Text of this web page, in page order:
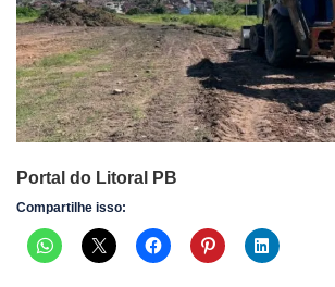
Portal do Litoral PB
Compartilhe isso: